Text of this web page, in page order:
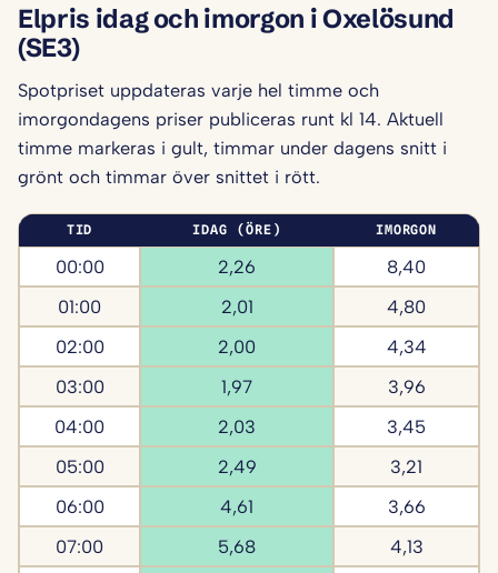
Elpris idag och imorgon i Oxelösund
(SE3)
Spotpriset uppdateras varje hel timme och
imorgondagens priser publiceras runt kl 14. Aktuell
timme markeras i gult, timmar under dagens snitt i
grönt och timmar över snittet i rött.
TID IDAG (ÖRE) IMORGON
00:00 2,26
8,40
01:00
2,01
4,80
02:00
2,00
4,34
03:00
1,97
3,96
04:00
2,03
3,45
05:00
2,49
3,21
06:00
4,61
3,66
07:00
5,68
4,13